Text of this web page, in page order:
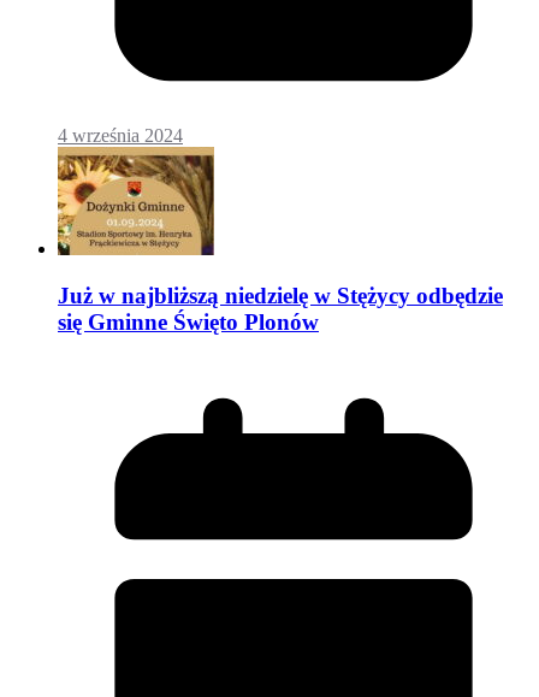
4 września 2024
Już w najbliższą niedzielę w Stężycy odbędzie
się Gminne Święto Plonów